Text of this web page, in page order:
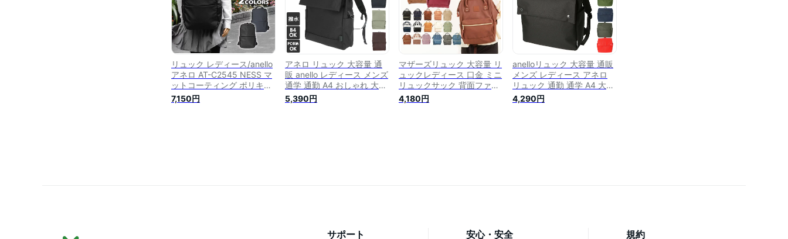
リュック レディース/anello
アネロ AT-C2545 NESS マ
ットコーティング ポリキャ
ンバス スクエア リュック
女性 通勤 通学 A4 大容量 通
7,150円
アネロ リュック 大容量 通
販 anello レディース メンズ
通学 通勤 A4 おしゃれ 大人
か／アネロ（anello）
5,390円
マザーズリュック 大容量 リ
ュックレディース 口金 ミニ
リュックサック 背面ファス
ナー付き リュック anelloリ
ュック おしゃれ マザーズバ
4,180円
anelloリュック 大容量 通販
メンズ レディース アネロ
リュック 通勤 通学 A4 大人
かわいい おしゃれ シンプル
カジュアル スクエアリュッ
4,290円
サポート 安心・安全 規約